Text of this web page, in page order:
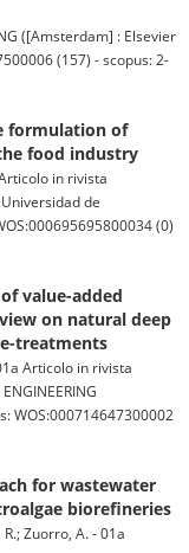
([Amsterdam] : Elsevier
(157) - scopus: 2-
formulation of
food industry
in rivista
Universidad de
(0)
value-added
on natural deep
treatments
Articolo in rivista
WOS:000714647300002
for wastewater
biorefineries
Zuorro, A. - 01a